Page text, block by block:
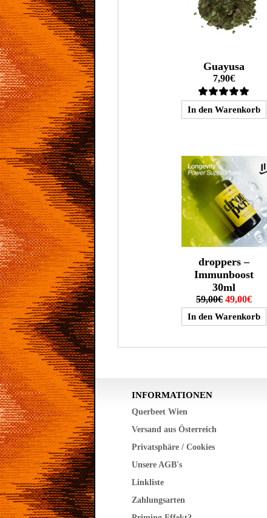
Guayusa
7,90€
droppers –
Immunboost
30ml
59,00€ 49,00€
INFORMATIONEN
Querbeet Wien
Versand aus Österreich
Privatsphäre / Cookies
Unsere AGB's
Linkliste
Zahlungsarten